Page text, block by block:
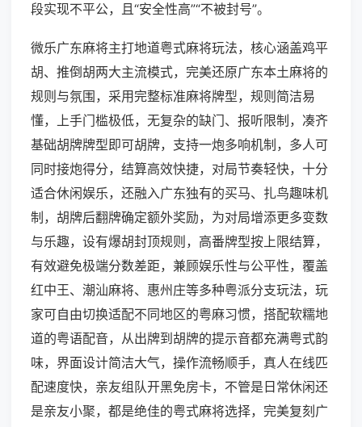
段实现不平公，且“安全性高”“不被封号”。
微乐广东麻将主打地道粤式麻将玩法，核心涵盖鸡平
胡、推倒胡两大主流模式，完美还原广东本土麻将的
规则与氛围，采用完整标准麻将牌型，规则简洁易
懂，上手门槛极低，无复杂的缺门、报听限制，凑齐
基础胡牌牌型即可胡牌，支持一炮多响机制，多人可
同时接炮得分，结算高效快捷，对局节奏轻快，十分
适合休闲娱乐，还融入广东独有的买马、扎鸟趣味机
制，胡牌后翻牌确定额外奖励，为对局增添更多变数
与乐趣，设有爆胡封顶规则，高番牌型按上限结算，
有效避免极端分数差距，兼顾娱乐性与公平性，覆盖
红中王、潮汕麻将、惠州庄等多种粤派分支玩法，玩
家可自由切换适配不同地区的粤麻习惯，搭配软糯地
道的粤语配音，从出牌到胡牌的提示音都充满粤式韵
味，界面设计简洁大气，操作流畅顺手，真人在线匹
配速度快，亲友组队开黑免房卡，不管是日常休闲还
是亲友小聚，都是绝佳的粤式麻将选择，完美复刻广